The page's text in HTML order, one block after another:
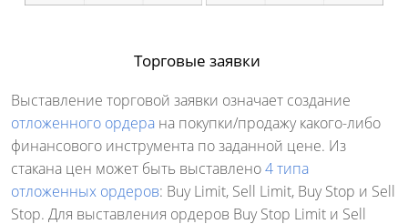
Торговые заявки
Выставление торговой заявки означает создание
отложенного ордера на покупки/продажу какого-либо
финансового инструмента по заданной цене. Из
стакана цен может быть выставлено4 типа
отложенных ордеров: Buy Limit, Sell Limit, Buy Stop и Sell
Stop. Для выставления ордеров Buy Stop Limit и Sell